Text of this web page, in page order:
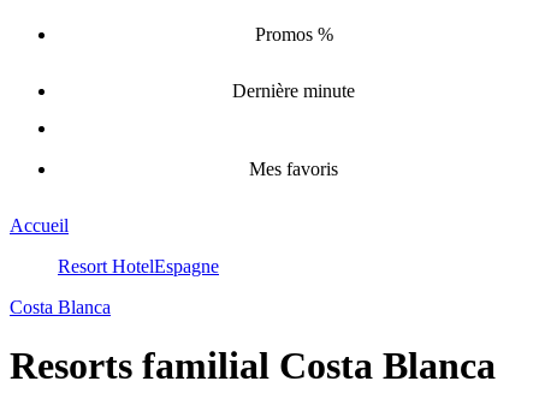
Promos %
Dernière minute
Mes favoris
Accueil
Resort HotelEspagne
Costa Blanca
Resorts familial Costa Blanca